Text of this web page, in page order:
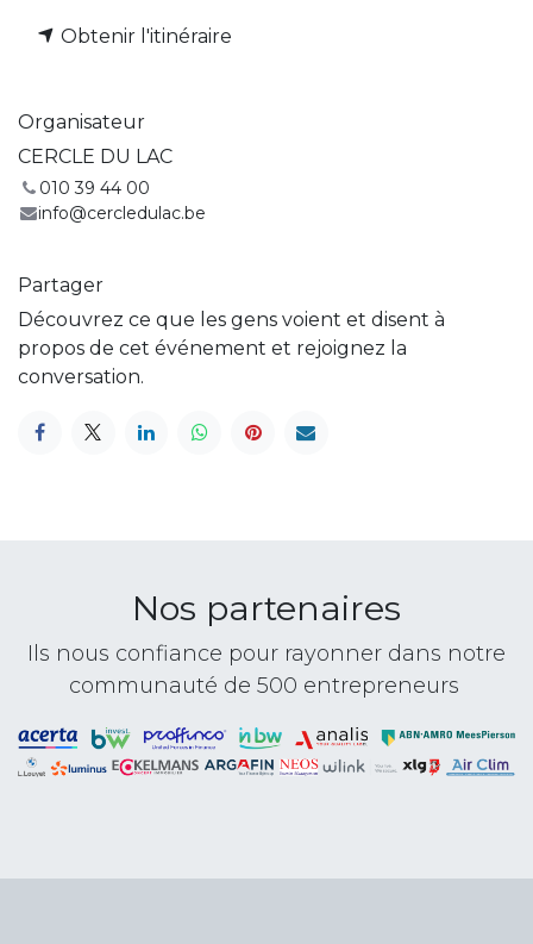
Obtenir l'itinéraire
Organisateur
CERCLE DU LAC
010 39 44 00
info@cercledulac.be
Partager
Découvrez ce que les gens voient et disent à
propos de cet événement et rejoignez la
conversation.
Nos partenaires
Ils nous confiance pour rayonner dans notre
communauté de 500 entrepreneurs